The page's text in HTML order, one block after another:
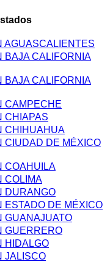
AGUASCALIENTES
BAJA CALIFORNIA
BAJA CALIFORNIA
CAMPECHE
CHIAPAS
CHIHUAHUA
CIUDAD DE MÉXICO
COAHUILA
COLIMA
DURANGO
ESTADO DE MÉXICO
GUANAJUATO
GUERRERO
HIDALGO
JALISCO